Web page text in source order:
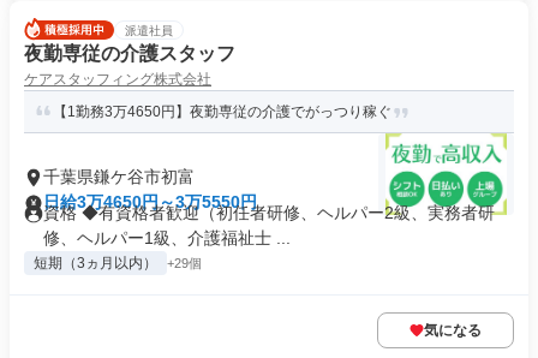
派遣社員
夜勤専従の介護スタッフ
ケアスタッフィング株式会社
【1勤務3万4650円】夜勤専従の介護でがっつり稼ぐ
千葉県鎌ケ谷市初富
日給3万4650円～3万5550円
資格 ◆有資格者歓迎（初任者研修、ヘルパー2級、実務者研
修、ヘルパー1級、介護福祉士 ...
短期（3ヵ月以内） +29個
気になる